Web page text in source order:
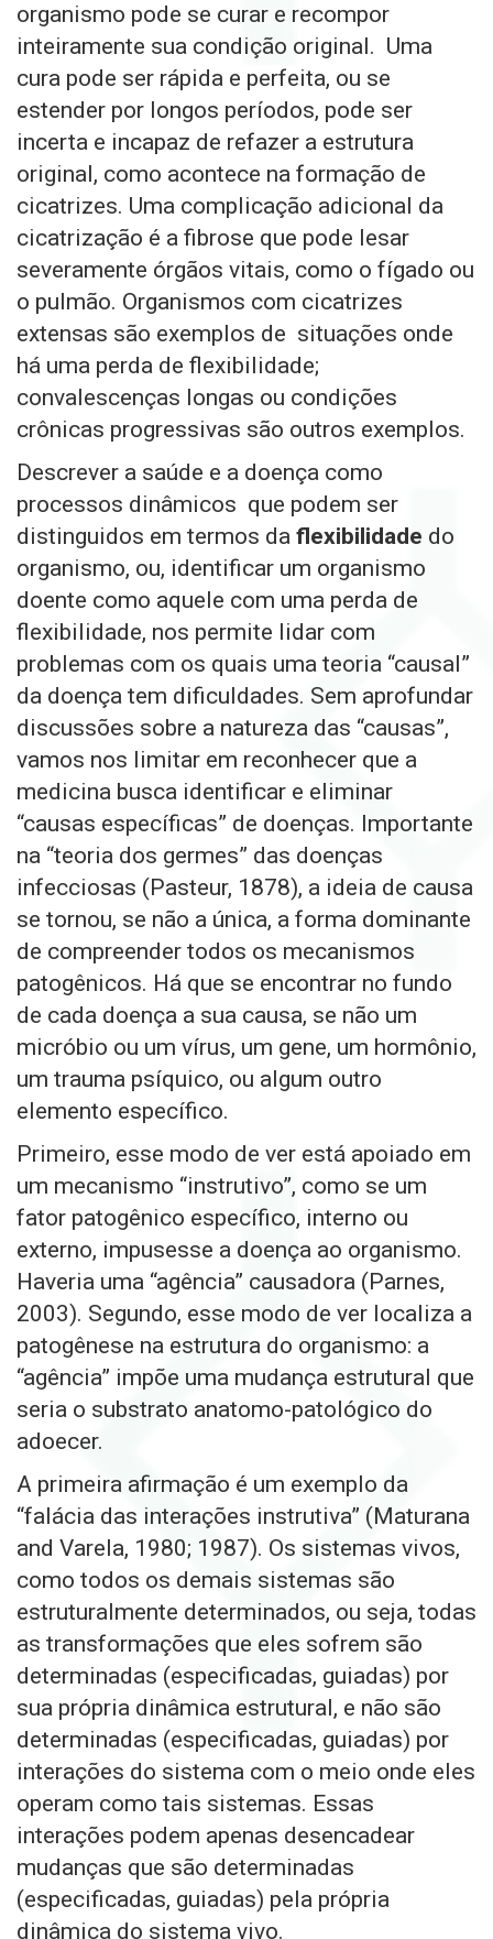
organismo pode se curar e recompor
inteiramente sua condição original. Uma
cura pode ser rápida e perfeita, ou se
estender por longos períodos, pode ser
incerta e incapaz de refazer a estrutura
original, como acontece na formação de
cicatrizes. Uma complicação adicional da
cicatrização é a fibrose que pode lesar
severamente órgãos vitais, como o fígado ou
o pulmão. Organismos com cicatrizes
extensas são exemplos de situações onde
há uma perda de flexibilidade;
convalescenças longas ou condições
crônicas progressivas são outros exemplos.
Descrever a saúde e a doença como
processos dinâmicos que podem ser
distinguidos em termos da flexibilidade do
organismo, ou, identificar um organismo
doente como aquele com uma perda de
flexibilidade, nos permite lidar com
problemas com os quais uma teoria “causal”
da doença tem dificuldades. Sem aprofundar
discussões sobre a natureza das “causas”,
vamos nos limitar em reconhecer que a
medicina busca identificar e eliminar
“causas específicas” de doenças. Importante
na “teoria dos germes” das doenças
infecciosas (Pasteur, 1878), a ideia de causa
se tornou, se não a única, a forma dominante
de compreender todos os mecanismos
patogênicos. Há que se encontrar no fundo
de cada doença a sua causa, se não um
micróbio ou um vírus, um gene, um hormônio,
um trauma psíquico, ou algum outro
elemento específico.
Primeiro, esse modo de ver está apoiado em
um mecanismo “instrutivo”, como se um
fator patogênico específico, interno ou
externo, impusesse a doença ao organismo.
Haveria uma “agência” causadora (Parnes,
2003). Segundo, esse modo de ver localiza a
patogênese na estrutura do organismo: a
“agência” impõe uma mudança estrutural que
seria o substrato anatomo-patológico do
adoecer.
A primeira afirmação é um exemplo da
“falácia das interações instrutiva” (Maturana
and Varela, 1980; 1987). Os sistemas vivos,
como todos os demais sistemas são
estruturalmente determinados, ou seja, todas
as transformações que eles sofrem são
determinadas (especificadas, guiadas) por
sua própria dinâmica estrutural, e não são
determinadas (especificadas, guiadas) por
interações do sistema com o meio onde eles
operam como tais sistemas. Essas
interações podem apenas desencadear
mudanças que são determinadas
(especificadas, guiadas) pela própria
dinâmica do sistema vivo.